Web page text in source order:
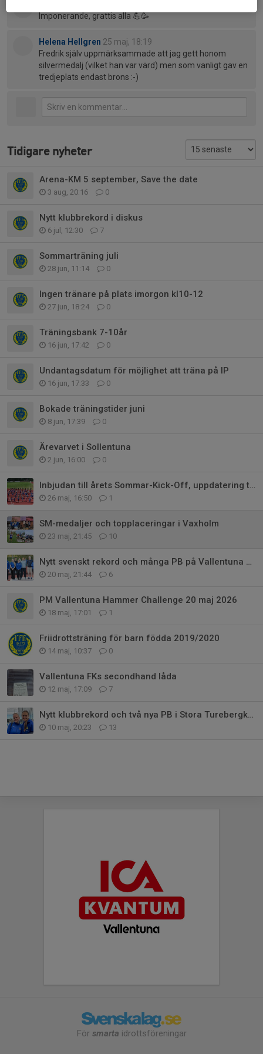
Imponerande, grattis alla 💪🥳
Helena Hellgren 25 maj, 18:19
Fredrik själv uppmärksammade att jag gett honom
silvermedalj (vilket han var värd) men som vanligt gav en
tredjeplats endast brons :-)
Tidigare nyheter
Arena-KM 5 september, Save the date
3 aug, 20:16 0
Nytt klubbrekord i diskus
6 jul, 12:30 7
Sommarträning juli
28 jun, 11:14 0
Ingen tränare på plats imorgon kl10-12
27 jun, 18:24 0
Träningsbank 7-10år
16 jun, 17:42 0
Undantagsdatum för möjlighet att träna på IP
16 jun, 17:33 0
Bokade träningstider juni
8 jun, 17:39 0
Ärevarvet i Sollentuna
2 jun, 16:00 0
Inbjudan till årets Sommar-Kick-Off, uppdatering tid mm
26 maj, 16:50 1
SM-medaljer och topplaceringar i Vaxholm
23 maj, 21:45 10
Nytt svenskt rekord och många PB på Vallentuna Hammer Challenge
20 maj, 21:44 6
PM Vallentuna Hammer Challenge 20 maj 2026
18 maj, 17:01 1
Friidrottsträning för barn födda 2019/2020
14 maj, 10:37 0
Vallentuna FKs secondhand låda
12 maj, 17:09 7
Nytt klubbrekord och två nya PB i Stora Turebergkastet
10 maj, 20:23 13
För smarta idrottsföreningar